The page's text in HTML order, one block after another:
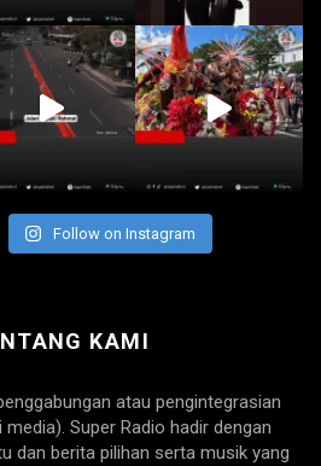
Follow on Instagram
KAMI
atau pengintegrasian
Super Radio hadir dengan
dan berita pilihan serta musik yang